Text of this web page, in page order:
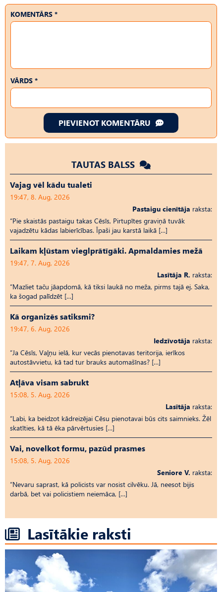
KOMENTĀRS *
VĀRDS *
PIEVIENOT KOMENTĀRU
TAUTAS BALSS
Vajag vēl kādu tualeti
19:47, 8. Aug, 2026
Pastaigu cienītāja raksta:
“Pie skaistās pastaigu takas Cēsīs, Pirtupītes graviņā tuvāk
vajadzētu kādas labierīcības. Īpaši jau karstā laikā […]
Laikam kļūstam vieglprātīgāki. Apmaldamies mežā
19:47, 7. Aug, 2026
Lasītāja R. raksta:
“Mazliet taču jāapdomā, kā tiksi laukā no meža, pirms tajā ej. Saka,
ka šogad palīdzēt […]
Kā organizēs satiksmi?
19:47, 6. Aug, 2026
Iedzīvotāja raksta:
“Ja Cēsīs, Vaļņu ielā, kur vecās pienotavas teritorija, ierīkos
autostāvvietu, kā tad tur brauks automašīnas? […]
Atļāva visam sabrukt
15:08, 5. Aug, 2026
Lasītāja raksta:
“Labi, ka beidzot kādreizējai Cēsu pienotavai būs cits saimnieks. Žēl
skatīties, kā tā ēka pārvērtusies […]
Vai, novelkot formu, pazūd prasmes
15:08, 5. Aug, 2026
Seniore V. raksta:
“Nevaru saprast, kā policists var nosist cilvēku. Jā, neesot bijis
darbā, bet vai policistiem neiemāca, […]
Lasītākie raksti